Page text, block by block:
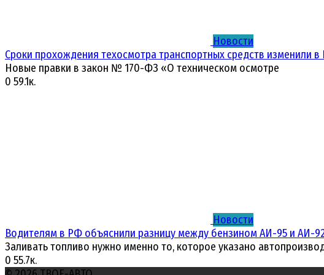
Новости
Сроки прохождения техосмотра транспортных средств изменили
Новые правки в закон № 170-ФЗ «О техническом осмотре
0 59.1к.
Новости
Водителям в РФ объяснили разницу между бензином АИ-95 и АИ-
Заливать топливо нужно именно то, которое указано
0 55.7к.